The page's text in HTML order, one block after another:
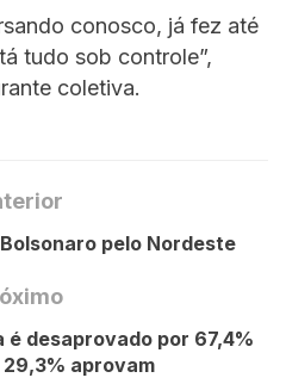
conosco, já fez até
tudo sob controle”,
coletiva.
pelo Nordeste
é desaprovado por 67,4%
aprovam